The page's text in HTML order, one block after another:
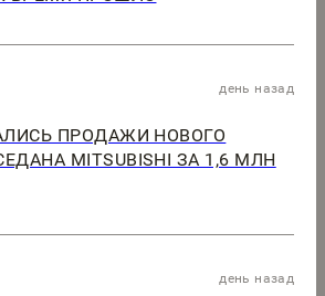
день назад
ПРОДАЖИ НОВОГО
MITSUBISHI ЗА 1,6 МЛН
день назад